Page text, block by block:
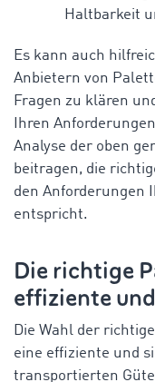
Haltbarkeit
Es kann auch
Anbietern von
Fragen zu klären
Ihren
Analyse der oben
beitragen, die
den Anforderungen
entspricht.
Die richtige
effiziente
Die Wahl der
eine effiziente und
transportierten